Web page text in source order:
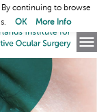
continuing to browse
OK More Info